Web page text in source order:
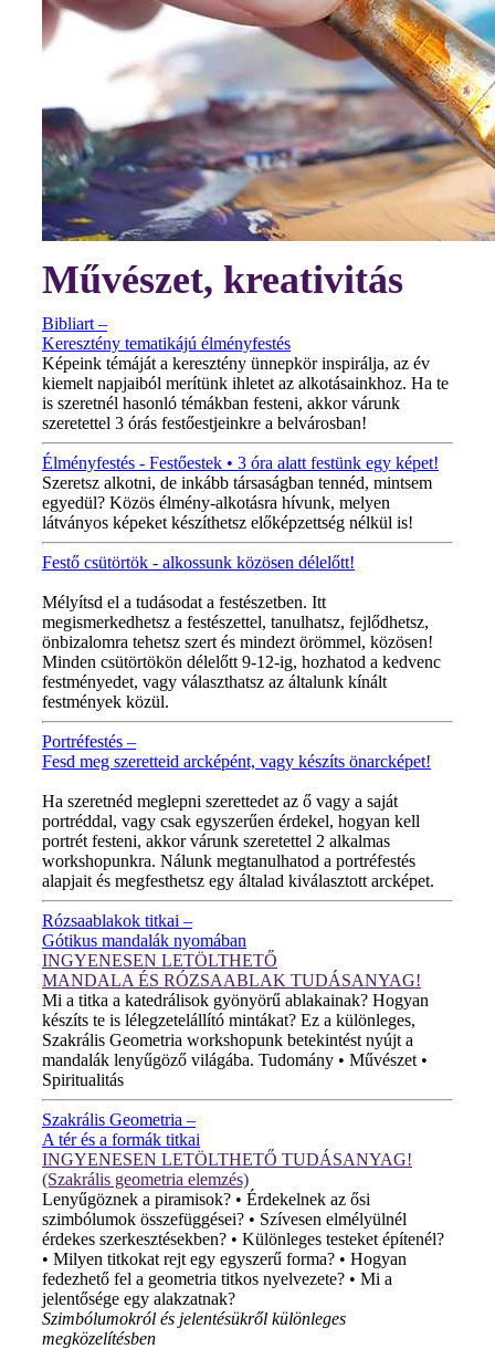
Művészet, kreativitás
Bibliart –
Keresztény tematikájú élményfestés
Képeink témáját a keresztény ünnepkör inspirálja, az év
kiemelt napjaiból merítünk ihletet az alkotásainkhoz. Ha te
is szeretnél hasonló témákban festeni, akkor várunk
szeretettel 3 órás festőestjeinkre a belvárosban!
Élményfestés - Festőestek • 3 óra alatt festünk egy képet!
Szeretsz alkotni, de inkább társaságban tennéd, mintsem
egyedül? Közös élmény-alkotásra hívunk, melyen
látványos képeket készíthetsz előképzettség nélkül is!
Festő csütörtök - alkossunk közösen délelőtt!
Mélyítsd el a tudásodat a festészetben. Itt
megismerkedhetsz a festészettel, tanulhatsz, fejlődhetsz,
önbizalomra tehetsz szert és mindezt örömmel, közösen!
Minden csütörtökön délelőtt 9-12-ig, hozhatod a kedvenc
festményedet, vagy választhatsz az általunk kínált
festmények közül.
Portréfestés –
Fesd meg szeretteid arcképént, vagy készíts önarcképet!
Ha szeretnéd meglepni szerettedet az ő vagy a saját
portréddal, vagy csak egyszerűen érdekel, hogyan kell
portrét festeni, akkor várunk szeretettel 2 alkalmas
workshopunkra. Nálunk megtanulhatod a portréfestés
alapjait és megfesthetsz egy általad kiválasztott arcképet.
Rózsaablakok titkai –
Gótikus mandalák nyomában
INGYENESEN LETÖLTHETŐ
MANDALA ÉS RÓZSAABLAK TUDÁSANYAG!
Mi a titka a katedrálisok gyönyörű ablakainak? Hogyan
készíts te is lélegzetelállító mintákat? Ez a különleges,
Szakrális Geometria workshopunk betekintést nyújt a
mandalák lenyűgöző világába. Tudomány • Művészet •
Spiritualitás
Szakrális Geometria –
A tér és a formák titkai
INGYENESEN LETÖLTHETŐ TUDÁSANYAG!
(Szakrális geometria elemzés)
Lenyűgöznek a piramisok? • Érdekelnek az ősi
szimbólumok összefüggései? • Szívesen elmélyülnél
érdekes szerkesztésekben? • Különleges testeket építenél?
• Milyen titkokat rejt egy egyszerű forma? • Hogyan
fedezhető fel a geometria titkos nyelvezete? • Mi a
jelentősége egy alakzatnak?
Szimbólumokról és jelentésükről különleges
megközelítésben